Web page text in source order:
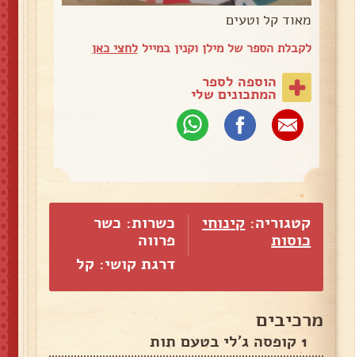
מאוד קל וטעים
לקבלת הספר של מילן וקנין במייללחצי כאן
הוספה לספר
המתכונים שלי
קטגוריה: קינוחי
כוסות
כשרות: כשר
פרווה
דרגת קושי: קל
מרכיבים
1 קופסה ג'לי בטעם תות